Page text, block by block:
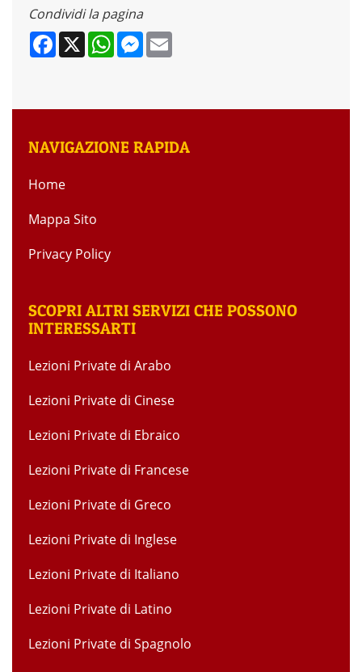
Condividi la pagina
Facebook
X WhatsAppMessenger
NAVIGAZIONE RAPIDA
Home
Mappa Sito
Privacy Policy
SCOPRI ALTRI SERVIZI CHE POSSONO
INTERESSARTI
Lezioni Private di Arabo
Lezioni Private di Cinese
Lezioni Private di Ebraico
Lezioni Private di Francese
Lezioni Private di Greco
Lezioni Private di Inglese
Lezioni Private di Italiano
Lezioni Private di Latino
Lezioni Private di Spagnolo